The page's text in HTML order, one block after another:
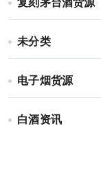
复刻茅台酒货源
未分类
电子烟货源
白酒资讯